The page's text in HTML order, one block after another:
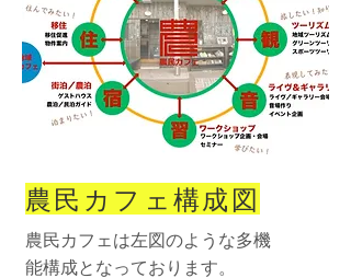
農民カフェ構成図
農民カフェは左図のような多機
能構成となっております。